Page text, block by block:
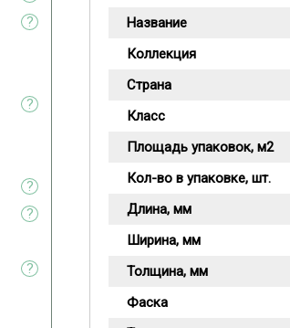
Название
Коллекция
Страна
Класс
Площадь упаковок, м2
Кол-во в упаковке, шт.
Длина, мм
Ширина, мм
Толщина, мм
Фаска
?
?
?
?
?